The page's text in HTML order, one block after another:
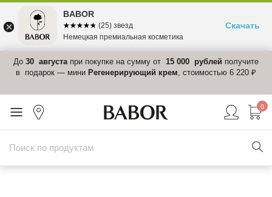
До 30 августапри покупке на сумму от 15 000 рублей получите
в подарок — мини Регенерирующий крем, стоимостью 6 220 ₽
0
BABOR
☆☆☆☆☆
★★★★★ (25) звезд
Немецкая премиальная косметика
Скачать